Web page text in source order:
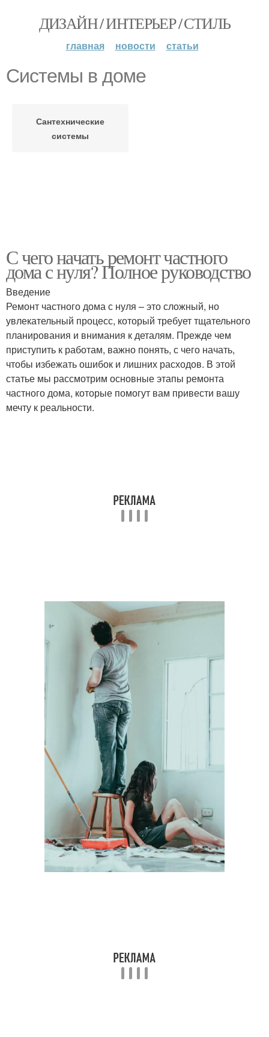
ДИЗАЙН / ИНТЕРЬЕР / СТИЛЬ
главная новости статьи
Системы в доме
Сантехнические
системы
С чего начать ремонт частного
дома с нуля? Полное руководство
Введение
Ремонт частного дома с нуля – это сложный, но
увлекательный процесс, который требует тщательного
планирования и внимания к деталям. Прежде чем
приступить к работам, важно понять, с чего начать,
чтобы избежать ошибок и лишних расходов. В этой
статье мы рассмотрим основные этапы ремонта
частного дома, которые помогут вам привести вашу
мечту к реальности.